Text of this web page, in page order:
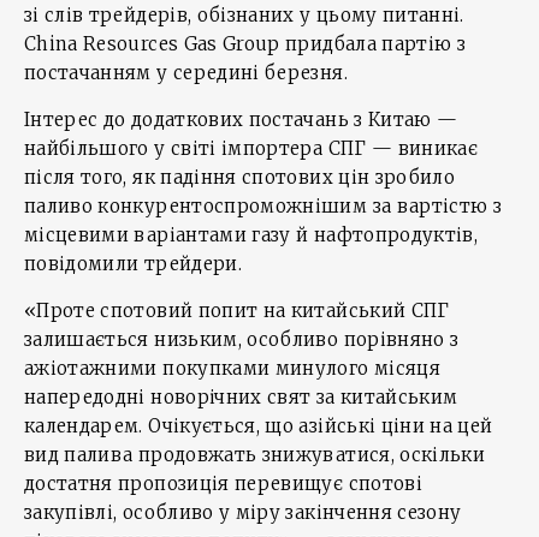
зі слів трейдерів, обізнаних у цьому питанні.
China Resources Gas Group придбала партію з
постачанням у середині березня.
Інтерес до додаткових постачань з Китаю —
найбільшого у світі імпортера CПГ — виникає
після того, як падіння спотових цін зробило
паливо конкурентоспроможнішим за вартістю з
місцевими варіантами газу й нафтопродуктів,
повідомили трейдери.
«Проте спотовий попит на китайський CПГ
залишається низьким, особливо порівняно з
ажіотажними покупками минулого місяця
напередодні новорічних свят за китайським
календарем. Очікується, що азійські ціни на цей
вид палива продовжать знижуватися, оскільки
достатня пропозиція перевищує спотові
закупівлі, особливо у міру закінчення сезону